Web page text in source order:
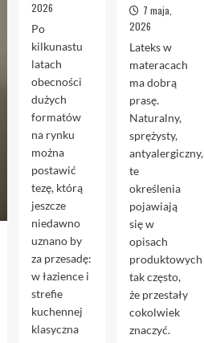
2026
Po
kilkunastu
latach
obecności
dużych
formatów
na rynku
można
postawić
tezę, którą
jeszcze
niedawno
uznano by
za przesadę:
w łazience i
strefie
kuchennej
klasyczna
7 maja,
2026
Lateks w
materacach
ma dobrą
prasę.
Naturalny,
sprężysty,
antyalergiczny,
te
określenia
pojawiają
się w
opisach
produktowych
tak często,
że przestały
cokolwiek
znaczyć.